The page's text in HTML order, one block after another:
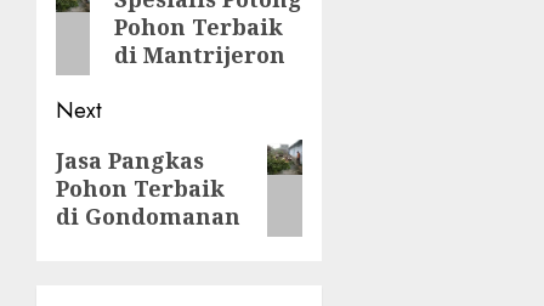
Pohon Terbaik
di Mantrijeron
Next
Next
post:
Jasa Pangkas
Pohon Terbaik
di Gondomanan